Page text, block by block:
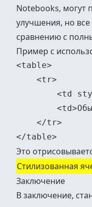
Notebooks, могут
улучшения, но
сравнению с
Пример с
<table>
    <tr>
<td
    </tr>
Это
Стилизованная
Заключение
В заключение,